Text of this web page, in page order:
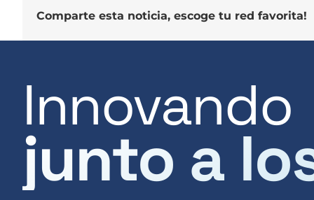
Comparte esta noticia, escoge tu red favorita!
Innovando
junto a